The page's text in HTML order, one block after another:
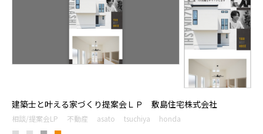
建築士と叶える家づくり提案会ＬＰ 敷島住宅株式会社
相談/提案会LP 不動産 asato tsuchiya honda